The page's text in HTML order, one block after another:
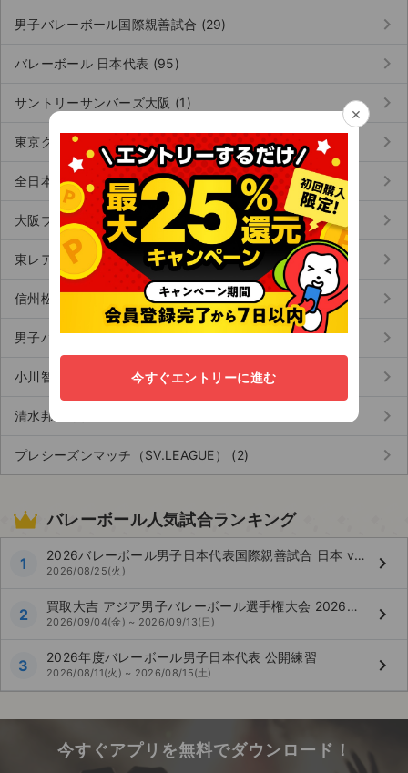
男子バレーボール国際親善試合 (29) keyboard_arrow_right
バレーボール 日本代表 (95) keyboard_arrow_right
サントリーサンバーズ大阪 (1) keyboard_arrow_right
東京グレートベアーズ (3) keyboard_arrow_right
全日本バレーボール (66) keyboard_arrow_right
大阪ブルテオン (1) keyboard_arrow_right
東レアローズ静岡 (1) keyboard_arrow_right
信州松本トライデンツ (1) keyboard_arrow_right
男子バレーボール国際強化試合 (1) keyboard_arrow_right
小川智大 (1) keyboard_arrow_right
清水邦広 (1) keyboard_arrow_right
プレシーズンマッチ（SV.LEAGUE） (2) keyboard_arrow_right
バレーボール人気試合ランキング
1 2026バレーボール男子日本代表国際親善試合 日本 vs ブラジル（東京大会）
2026/08/25(火) keyboard_arrow_right
2 買取大吉 アジア男子バレーボール選手権大会 2026福岡
2026/09/04(金) ~ 2026/09/13(日) keyboard_arrow_right
3 2026年度バレーボール男子日本代表 公開練習
2026/08/11(火) ~ 2026/08/15(土) keyboard_arrow_right
今すぐアプリを無料でダウンロード！
×
今すぐエントリーに進む